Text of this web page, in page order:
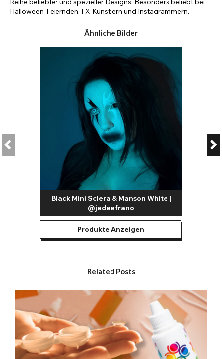
Reihe beliebter und spezieller Designs. Besonders beliebt bei
Halloween-Feiernden, FX-Künstlern und Instagrammern,
ihrer unübertroffenen Haltbarkeit auch häufig in Film-, Fernseh-
In unserem Sortiment finden Sie weiße Halloween-
Kontaktlinsen, mit denen Sie legendäre Horrorfilmfiguren
nachahmen können. Unsere beliebten Blind- oder White-Out-
Kontaktlinsen eignen sich beispielsweise ideal, um den Look
von Regan aus „Der Exorzist“, Zombies aus „28 Days Later“
und sogar Beißern aus „The Walking Dead“ nachzuahmen.
Aber es dreht sich nicht alles nur um Horror. Wir führen auch
viele andere Designs, wie zum Beispiel weiße Tick-Tack-Linsen
für Looks im Stil von Alice im Wunderland und Humanoid-
Linsen für futuristische Science-Fiction-Figuren. Darüber
hinaus gibt es unzählige Möglichkeiten, Ihrer Fantasie freien
Unsere beliebtesten weißen Kontaktlinsen sind:
All White Kontaktlinsen / White Out Kontaktlinsen – Unsere All
White Kontaktlinsen gehören zu den vielseitigsten Designs in
unserem Sortiment. Wie bereits erwähnt, können sie verwendet
werden, um eine Vielzahl kultiger Horrorfilm-Charaktere
nachzubilden; sie eignen sich auch hervorragend für FX-Artists,
Weiße Mesh-Kontaktlinsen – Mesh-Linsen sind ein garantierter
eignen sich hervorragend für besessene, blinde und andere
gruselige Halloween-Looks. Sie erfreuen sich auch bei
Instagrammern großer Beliebtheit und kreieren damit allerlei
kreative Make-up-Looks.
Blinde weiße Kontaktlinsen – Die Blind-Effekt-Kontaktlinsen
decken sowohl die Pupille als auch die Iris mit Farbe ab. Diese
einfarbigen weißen Kontaktlinsen sind super gruselig und
Ähnliche Bilder
Black Mini Sclera & Manson White |
@jadeefrano
Produkte Anzeigen
Related Posts